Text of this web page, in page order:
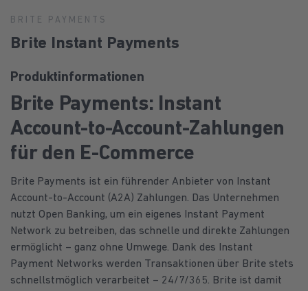
BRITE PAYMENTS
Brite Instant Payments
Produktinformationen
Brite Payments: Instant
Account-to-Account-Zahlungen
für den E-Commerce
Brite Payments ist ein führender Anbieter von Instant
Account-to-Account (A2A) Zahlungen. Das Unternehmen
nutzt Open Banking, um ein eigenes Instant Payment
Network zu betreiben, das schnelle und direkte Zahlungen
ermöglicht – ganz ohne Umwege. Dank des Instant
Payment Networks werden Transaktionen über Brite stets
schnellstmöglich verarbeitet – 24/7/365. Brite ist damit